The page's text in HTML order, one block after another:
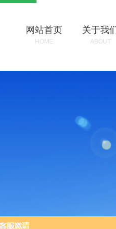
网站首页
HOME
关于我
ABOUT